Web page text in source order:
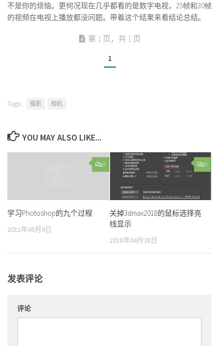
不是你的烦恼。更何况现在几乎都看的是数字电视，25帧和30帧
的视频在电视上播放都没问题。带着这个结果来看结论总结。
第 1 页，共 1 页
1
Tags: 摄影 相机
YOU MAY ALSO LIKE...
0
学习Photoshop的九个过程
2011年06月9日
0
关掉3dmax2018的鼠标选择亮
线显示
2018年04月28日
发表评论
评论